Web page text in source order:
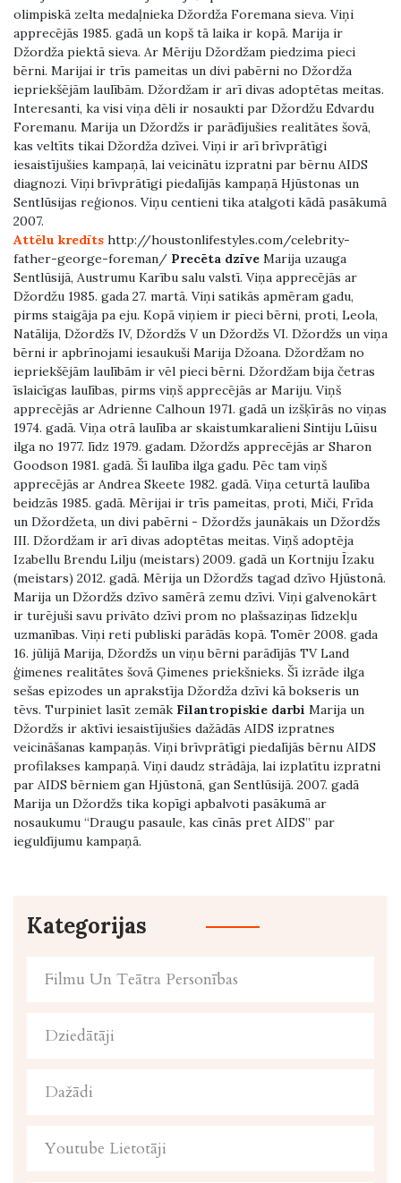
olimpiskā zelta medaļnieka Džordža Foremana sieva. Viņi
apprecējās 1985. gadā un kopš tā laika ir kopā. Marija ir
Džordža piektā sieva. Ar Mēriju Džordžam piedzima pieci
bērni. Marijai ir trīs pameitas un divi pabērni no Džordža
iepriekšējām laulībām. Džordžam ir arī divas adoptētas meitas.
Interesanti, ka visi viņa dēli ir nosaukti par Džordžu Edvardu
Foremanu. Marija un Džordžs ir parādījušies realitātes šovā,
kas veltīts tikai Džordža dzīvei. Viņi ir arī brīvprātīgi
iesaistījušies kampaņā, lai veicinātu izpratni par bērnu AIDS
diagnozi. Viņi brīvprātīgi piedalījās kampaņā Hjūstonas un
Sentlūsijas reģionos. Viņu centieni tika atalgoti kādā pasākumā
2007.
Attēlu kredīts http://houstonlifestyles.com/celebrity-
father-george-foreman/ Precēta dzīve Marija uzauga
Sentlūsijā, Austrumu Karību salu valstī. Viņa apprecējās ar
Džordžu 1985. gada 27. martā. Viņi satikās apmēram gadu,
pirms staigāja pa eju. Kopā viņiem ir pieci bērni, proti, Leola,
Natālija, Džordžs IV, Džordžs V un Džordžs VI. Džordžs un viņa
bērni ir apbrīnojami iesaukuši Marija Džoana. Džordžam no
iepriekšējām laulībām ir vēl pieci bērni. Džordžam bija četras
īslaicīgas laulības, pirms viņš apprecējās ar Mariju. Viņš
apprecējās ar Adrienne Calhoun 1971. gadā un izšķīrās no viņas
1974. gadā. Viņa otrā laulība ar skaistumkaralieni Sintiju Lūisu
ilga no 1977. līdz 1979. gadam. Džordžs apprecējās ar Sharon
Goodson 1981. gadā. Šī laulība ilga gadu. Pēc tam viņš
apprecējās ar Andrea Skeete 1982. gadā. Viņa ceturtā laulība
beidzās 1985. gadā. Mērijai ir trīs pameitas, proti, Miči, Frīda
un Džordžeta, un divi pabērni - Džordžs jaunākais un Džordžs
III. Džordžam ir arī divas adoptētas meitas. Viņš adoptēja
Izabellu Brendu Lilju (meistars) 2009. gadā un Kortniju Īzaku
(meistars) 2012. gadā. Mērija un Džordžs tagad dzīvo Hjūstonā.
Marija un Džordžs dzīvo samērā zemu dzīvi. Viņi galvenokārt
ir turējuši savu privāto dzīvi prom no plašsaziņas līdzekļu
uzmanības. Viņi reti publiski parādās kopā. Tomēr 2008. gada
16. jūlijā Marija, Džordžs un viņu bērni parādījās TV Land
ģimenes realitātes šovā Ģimenes priekšnieks. Šī izrāde ilga
sešas epizodes un aprakstīja Džordža dzīvi kā bokseris un
tēvs. Turpiniet lasīt zemāk Filantropiskie darbi Marija un
Džordžs ir aktīvi iesaistījušies dažādās AIDS izpratnes
veicināšanas kampaņās. Viņi brīvprātīgi piedalījās bērnu AIDS
profilakses kampaņā. Viņi daudz strādāja, lai izplatītu izpratni
par AIDS bērniem gan Hjūstonā, gan Sentlūsijā. 2007. gadā
Marija un Džordžs tika kopīgi apbalvoti pasākumā ar
nosaukumu “Draugu pasaule, kas cīnās pret AIDS” par
ieguldījumu kampaņā.
Kategorijas
Filmu Un Teātra Personības
Dziedātāji
Dažādi
Youtube Lietotāji